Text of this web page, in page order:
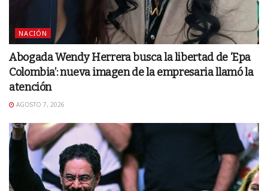
NACIÓN
Abogada Wendy Herrera busca la libertad de ‘Epa
Colombia’: nueva imagen de la empresaria llamó la
atención
AGOSTO 7, 2026